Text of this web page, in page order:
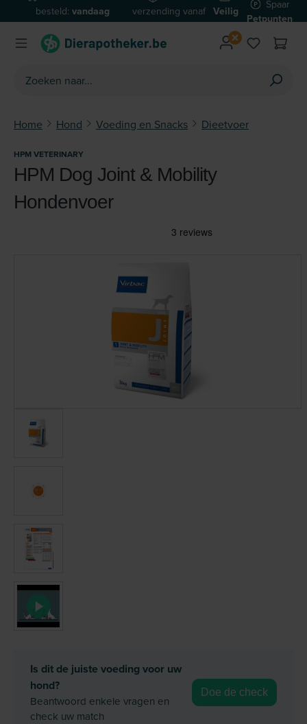
Ga naar de hoofdinhoud
besteld: vandaag
verzonden*
verzending vanaf
€59
Veilig
betalen
Spaar
Petpunten
Home Hond Voeding en Snacks Dieetvoer
Is dit de juiste voeding voor uw
hond?
Beantwoord enkele vragen en
check uw match
Doe de check
HPM VETERINARY
HPM Dog Joint & Mobility
Hondenvoer